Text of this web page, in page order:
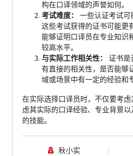
构在口译领域的声誉如何。
考试难度：
一些认证考试
这些考试获得的证书可能更
能够证明口译员在专业知识
较高水平。
与实际工作相关性：
证书是
有直接的相关性，是否能够
域或场景中有一定的经验和
在实际选择口译员时，不仅要考
虑其实际的口译经验、专业背景
的技能。
秋小实